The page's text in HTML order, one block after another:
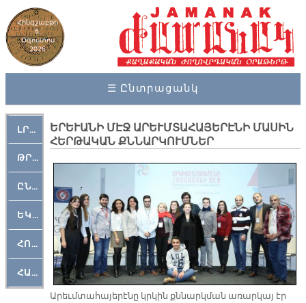
Հինգշաբթի
6,
Օգոստոս
2026
☰ Ընտրացանկ
ԼՐԱՀՈՍ
ԹՐՔԱՀԱՅ ԿԵԱՆՔ
ԸՆԿԵՐԱՄՇԱԿՈՒԹԱՅԻՆ
ԵԿԵՂԵՑԱԿԱՆ
ՀՈԳԵՄՏԱՒՈՐ
ՀԱՐԹԱԿ
ԵՐԵՒԱՆԻ ՄԷՋ ԱՐԵՒՄՏԱՀԱՅԵՐԷՆԻ ՄԱՍԻՆ
ՀԵՐԹԱԿԱՆ ՔՆՆԱՐԿՈՒՄՆԵՐ
Ա­րեւմ­տա­հա­յե­րէ­նը կրկին քննարկ­ման ա­ռար­կայ էր